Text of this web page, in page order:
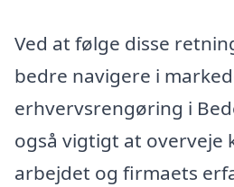
Ved at følge disse
bedre navigere i
erhvervsrengøring i
også vigtigt at overveje
arbejdet og firmaets